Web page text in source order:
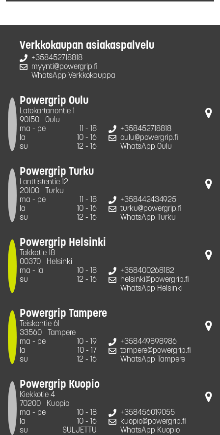
Verkkokaupan asiakaspalvelu
+358452718818
myynti@powergrip.fi
WhatsApp Verkkokauppa
Powergrip Oulu
Latokartanontie 1
90150
Oulu
ma - pe
11 - 18
la
10 - 16
su
12 - 16
+358452718818
oulu@powergrip.fi
WhatsApp Oulu
Powergrip Turku
Lonttistentie 12
20100
Turku
ma - pe
11 - 18
la
10 - 16
su
12 - 16
+358442434925
turku@powergrip.fi
WhatsApp Turku
Powergrip Helsinki
Takkatie 18
00370
Helsinki
ma - la
10 - 18
su
12 - 16
+358400268182
helsinki@powergrip.fi
WhatsApp Helsinki
Powergrip Tampere
Teiskontie 61
33560
Tampere
ma - pe
10 - 19
la
10 - 17
su
12 - 16
+358449898986
tampere@powergrip.fi
WhatsApp Tampere
Powergrip Kuopio
Kiekkotie 4
70200
Kuopio
ma - pe
10 - 18
la
10 - 16
su
SULJETTU
+358456019055
kuopio@powergrip.fi
WhatsApp Kuopio